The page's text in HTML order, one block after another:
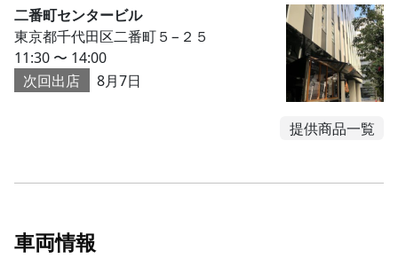
二番町センタービル
東京都千代田区二番町５−２５
11:30 〜 14:00
次回出店
8月7日
提供商品一覧
車両情報